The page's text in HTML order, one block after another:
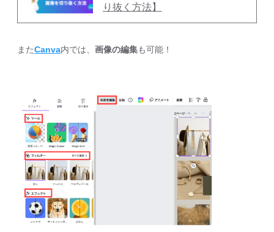
り抜く方法】
またCanva内では、 画像の編集も可能！